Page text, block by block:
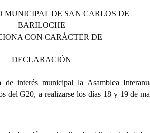
MUNICIPAL DE SAN CARLOS DE
BARILOCHE
CON CARÁCTER DE
DECLARACIÓN
de interés municipal la Asamblea
del G20, a realizarse los días 18 y 19 de